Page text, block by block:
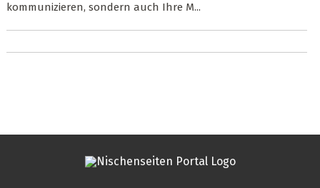
kommunizieren, sondern auch Ihre M...